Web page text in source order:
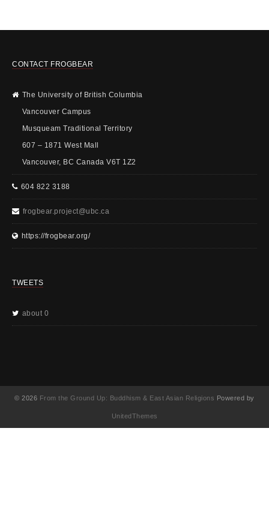
CONTACT FROGBEAR
The University of British Columbia
Vancouver Campus
Musqueam Traditional Territory
607 – 1871 West Mall
Vancouver, BC Canada V6T 1Z2
604 822 3188
frogbear.project@ubc.ca
https://frogbear.org/
TWEETS
about 0
© 2026 From the Ground Up: Buddhism & East Asian Religions Powered by
UnitedThemes